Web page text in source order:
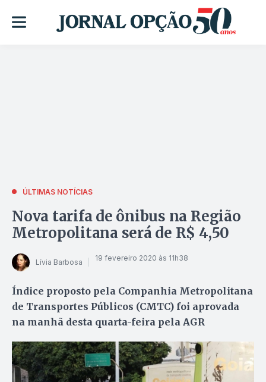
ÚLTIMAS NOTÍCIAS
Nova tarifa de ônibus na Região
Metropolitana será de R$ 4,50
Lívia Barbosa 19 fevereiro 2020 às 11h38
Índice proposto pela Companhia Metropolitana
de Transportes Públicos (CMTC) foi aprovada
na manhã desta quarta-feira pela AGR